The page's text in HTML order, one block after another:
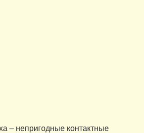
– непригодные контактные